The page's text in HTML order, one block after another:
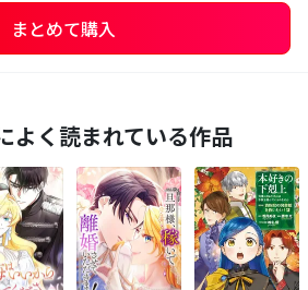
まとめて購入
よく読まれている作品